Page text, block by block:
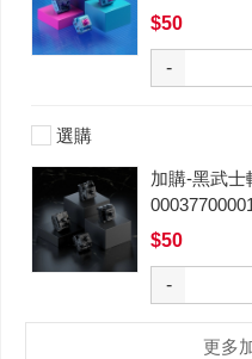
$50
-
選購
加購-黑武士
$50
-
更多